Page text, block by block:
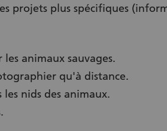
projets plus spécifiques
animaux sauvages.
qu'à distance.
nids des animaux.